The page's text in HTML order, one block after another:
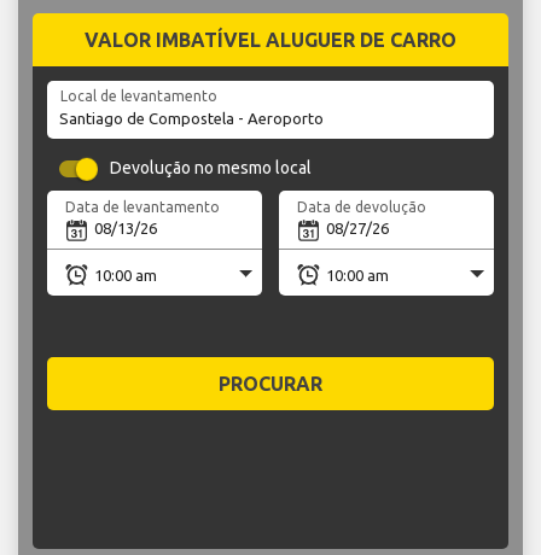
VALOR IMBATÍVEL ALUGUER DE CARRO
Local de levantamento
Devolução no mesmo local
Data de levantamento Data de devolução
PROCURAR